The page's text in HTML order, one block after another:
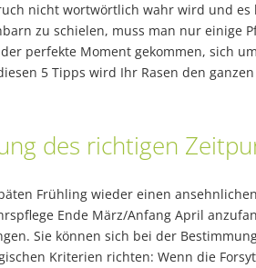
nicht wortwörtlich wahr wird und
zu schielen, muss man nur einige
perfekte Moment gekommen, sich
5 Tipps wird Ihr Rasen den
des richtigen
Frühling wieder einen
Ende März/Anfang April
Sie können sich bei der
Kriterien richten: Wenn die